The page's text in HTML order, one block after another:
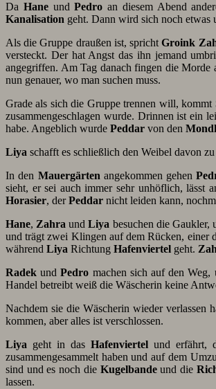
Da HaneundPedro an diesem Abend
Kanalisation geht. Dann wird sich noch etwas
Als die Gruppe draußen ist, sprichtGroink
versteckt. Der hat Angst das ihn jemand
angegriffen. Am Tag danach fingen die Morde
nun genauer, wo man suchen muss.
Grade als sich die Gruppe trennen will, kommt
zusammengeschlagen wurde. Drinnen ist ein
habe. Angeblich wurde Peddar von den
Liya schafft es schließlich den Weibel davon
In den Mauergärten angekommen gehen
sieht, er sei auch immer sehr unhöflich, lässt
Horasier, derPeddar nicht leiden kann,
Hane, Zahra undLiya besuchen die Gaukler,
und trägt zwei Klingen auf dem Rücken, einer
während Liya Richtung Hafenviertel geht.
Radek undPedro machen sich auf den
Handel betreibt weiß die Wäscherin keine
Nachdem sie die Wäscherin wieder verlassen
kommen, aber alles ist verschlossen.
Liya geht in das Hafenviertelund erfährt,
zusammengesammelt haben und auf dem
sind und es noch die Kugelbandeund die
lassen.